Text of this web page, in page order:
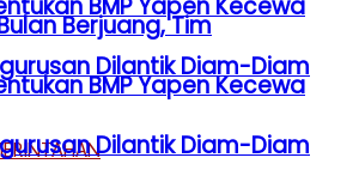
BMP Yapen Kecewa
Dilantik Diam-Diam
Berjuang, Tim
BMP Yapen Kecewa
Dilantik Diam-Diam